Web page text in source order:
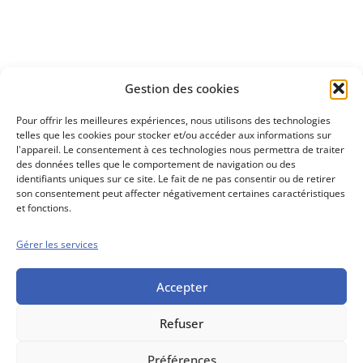
Gestion des cookies
Pour offrir les meilleures expériences, nous utilisons des technologies
telles que les cookies pour stocker et/ou accéder aux informations sur
l'appareil. Le consentement à ces technologies nous permettra de traiter
des données telles que le comportement de navigation ou des
identifiants uniques sur ce site. Le fait de ne pas consentir ou de retirer
son consentement peut affecter négativement certaines caractéristiques
et fonctions.
Gérer les services
Accepter
Refuser
Préférences
Découvrez
Conseils boursiers depuis 1952
Propos Utiles est
une publication
Conditions générales de vente